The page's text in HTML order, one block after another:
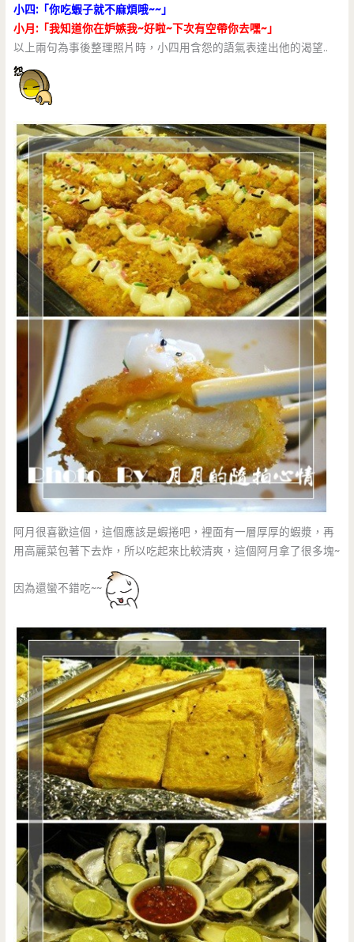
小四:「你吃蝦子就不麻煩哦~~」
小月:「我知道你在妒嫉我~好啦~下次有空帶你去嘿~」
以上兩句為事後整理照片時，小四用含怨的語氣表達出他的渴望..
阿月很喜歡這個，這個應該是蝦捲吧，裡面有一層厚厚的蝦漿，再
用高麗菜包著下去炸，所以吃起來比較清爽，這個阿月拿了很多塊~
因為還蠻不錯吃~~